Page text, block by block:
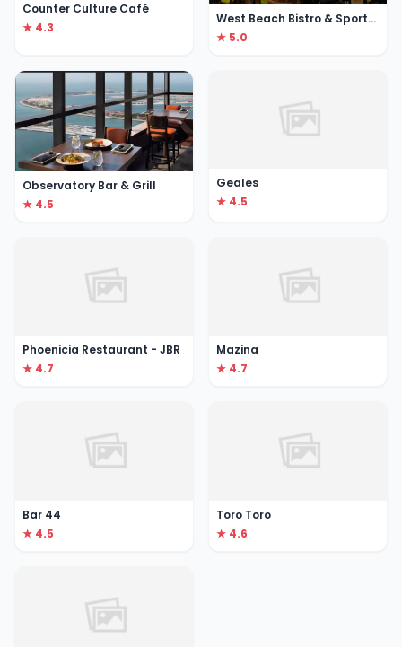
Counter Culture Café
★ 4.3
West Beach Bistro & Sports Lounge
★ 5.0
Observatory Bar & Grill
★ 4.5
Geales
★ 4.5
Phoenicia Restaurant - JBR
★ 4.7
Mazina
★ 4.7
Bar 44
★ 4.5
Toro Toro
★ 4.6